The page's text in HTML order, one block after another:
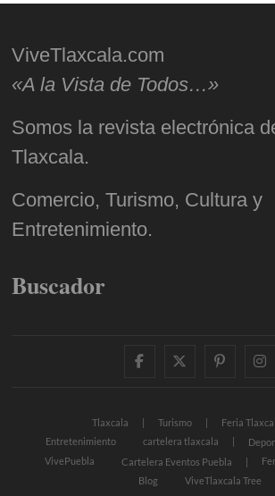
ViveTlaxcala.com
«A la Vista de Todos…»
Somos la revista electrónica
Tlaxcala.
Comercio, Turismo, Cultura y
Entretenimiento.
Buscador
facebooktwitter
Tlaxcala Turismo
Feria
Entretenimiento
cartelera tlaxcala
VivePuebla
Cartelera Eventos Puebla
Blog
ViveTlaxcala Tree